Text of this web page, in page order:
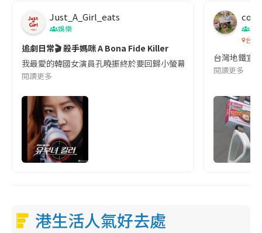
Just_A_Girl_eats
娛樂
追劇日常🎬 殺手媽咪 A Bona Fide Killer
我最愛的韓國女演員孔曉振終於要回歸小螢幕啦!這次的劇本改編
閱讀更多
co
吹
台灣
台灣地鐵宣
閱讀更多
港生活人氣好去處